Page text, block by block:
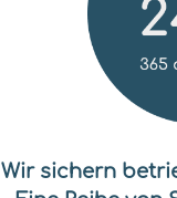
Wir sichern